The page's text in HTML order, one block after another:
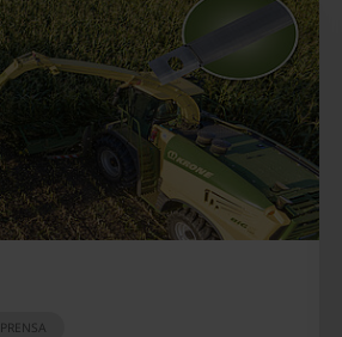
PRENSA